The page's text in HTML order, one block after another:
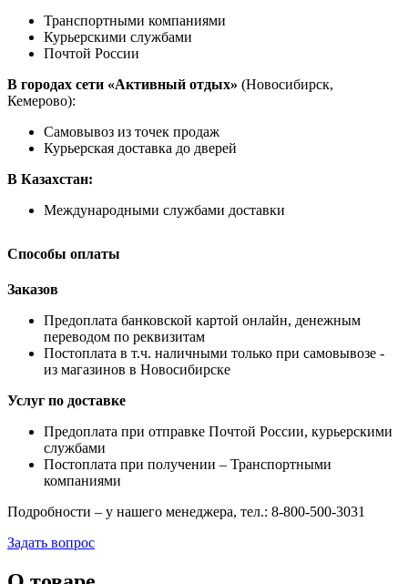
Транспортными компаниями
Курьерскими службами
Почтой России
В городах сети «Активный отдых» (Новосибирск,
Кемерово):
Самовывоз из точек продаж
Курьерская доставка до дверей
В Казахстан:
Международными службами доставки
Способы оплаты
Заказов
Предоплата банковской картой онлайн, денежным
переводом по реквизитам
Постоплата в т.ч. наличными только при самовывозе -
из магазинов в Новосибирске
Услуг по доставке
Предоплата при отправке Почтой России, курьерскими
службами
Постоплата при получении – Транспортными
компаниями
Подробности – у нашего менеджера, тел.: 8-800-500-3031
Задать вопрос